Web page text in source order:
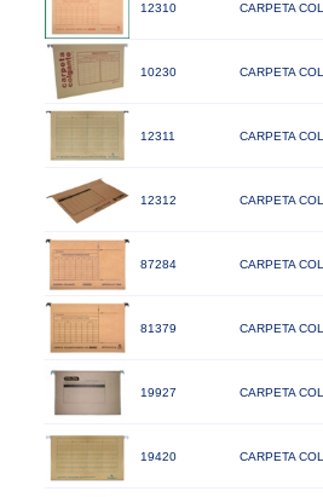
12310 CARPETA
10230 CARPETA
12311 CARPETA
12312 CARPETA
87284 CARPETA
81379 CARPETA
19927 CARPETA
19420 CARPETA